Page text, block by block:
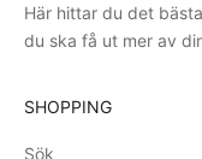
Här hittar du det
du ska få ut mer av
SHOPPING
Sök